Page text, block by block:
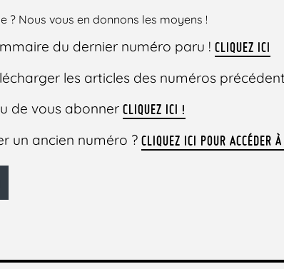
? Nous vous en donnons les moyens !
du dernier numéro paru !CLIQUEZ ICI
les articles des numéros
de vous abonnerCLIQUEZ ICI !
un ancien numéro ?CLIQUEZ ICI POUR ACCÉDER